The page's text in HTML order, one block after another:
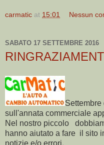
carmatic at 15:01 Nessun
SABATO 17 SETTEMBRE 2016
sull'annata commerciale
Nel nostro piccolo
hanno aiutato a fare il sito
notizie e/o errori.